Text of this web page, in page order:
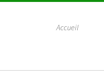
Accueil